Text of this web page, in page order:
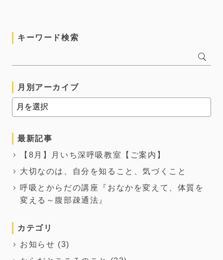
キーワード検索
月別アーカイブ
最新記事
【8月】月いち深呼吸教室【ご案内】
大切なのは、自分を知ること、気づくこと
呼吸とからだの講座『おなかを変えて、体質を
変える～腹部疎通法』
カテゴリ
お知らせ (3)